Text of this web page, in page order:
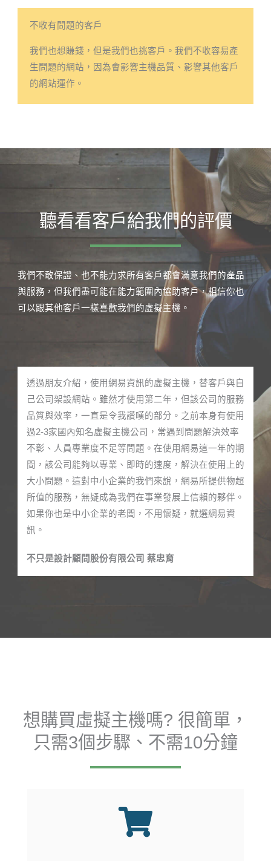
不收有問題的客戶
我們也想賺錢，但是我們也挑客戶。我們不收容易產
生問題的網站，因為會影響主機品質、影響其他客戶
的網站運作。​
聽看看客戶給我們的評價
我們不敢保證、也不能力求所有客戶都會滿意我們的產品
與服務，但我們盡可能在能力範圍內協助客戶，相信你也
可以跟其他客戶一樣喜歡我們的虛擬主機。
透過朋友介紹，使用網易資訊的虛擬主機，替客戶與自
己公司架設網站。雖然才使用第二年，但該公司的服務
品質與效率，一直是令我讚嘆的部分。之前本身有使用
過2-3家國內知名虛擬主機公司，常遇到問題解決效率
不彰、人員專業度不足等問題。在使用網易這一年的期
間，該公司能夠以專業、即時的速度，解決在使用上的
大小問題。這對中小企業的我們來說，網易所提供物超
所值的服務，無疑成為我們在事業發展上信賴的夥伴。
如果你也是中小企業的老闆，不用懷疑，就選網易資
訊。
不只是設計顧問股份有限公司 蔡忠育
想購買虛擬主機嗎? 很簡單，
只需3個步驟、不需10分鐘